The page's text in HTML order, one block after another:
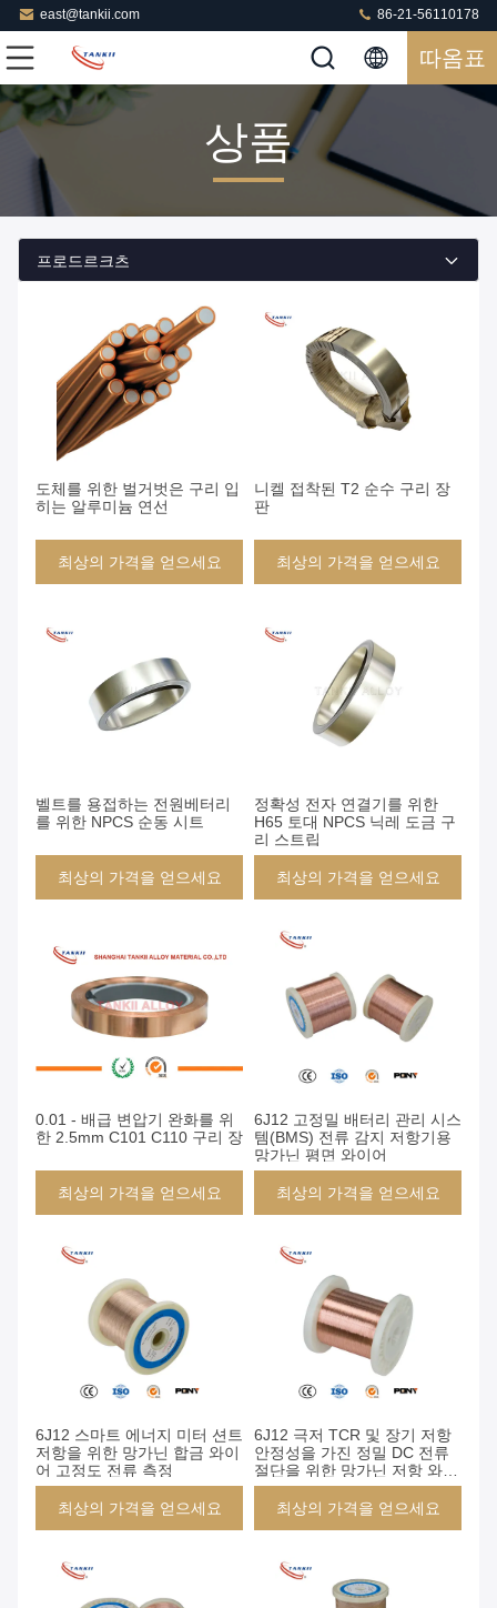
east@tankii.com 86-21-56110178
따옴표
상품
프로드르크츠
도체를 위한 벌거벗은 구리 입
히는 알루미늄 연선
최상의 가격을 얻으세요
니켈 접착된 T2 순수 구리 장
판
최상의 가격을 얻으세요
벨트를 용접하는 전원베터리
를 위한 NPCS 순동 시트
최상의 가격을 얻으세요
정확성 전자 연결기를 위한
H65 토대 NPCS 닉레 도금 구
리 스트립
최상의 가격을 얻으세요
0.01 - 배급 변압기 완화를 위
한 2.5mm C101 C110 구리 장
최상의 가격을 얻으세요
6J12 고정밀 배터리 관리 시스
템(BMS) 전류 감지 저항기용
망가닌 평면 와이어
최상의 가격을 얻으세요
6J12 스마트 에너지 미터 션트
저항을 위한 망가닌 합금 와이
어 고정도 전류 측정
최상의 가격을 얻으세요
6J12 극저 TCR 및 장기 저항
안정성을 가진 정밀 DC 전류
절단을 위한 망가닌 저항 와이
어
최상의 가격을 얻으세요